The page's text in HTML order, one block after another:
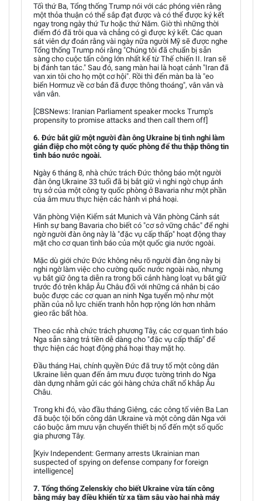
Tối thứ Ba, Tổng thống Trump nói với các phóng viên rằng
một thỏa thuận có thể sắp đạt được và có thể được ký kết
ngay trong ngày thứ Tư hoặc thứ Năm. Giờ thì những thời
điểm đó đã trôi qua và chẳng có gì được ký kết. Các quan
sát viên dự đoán rằng vài ngày nữa người Mỹ sẽ được nghe
Tổng thống Trump nói rằng "Chúng tôi đã chuẩn bị sẵn
sàng cho cuộc tấn công lớn nhất kể từ Thế chiến II. Iran sẽ
bị đánh tan tác." Sau đó, sang màn hai là hoạt cảnh "Iran đã
van xin tôi cho họ một cơ hội". Rồi thì đến màn ba là "eo
biển Hormuz về cơ bản đã được thông thoáng", vân vân và
vân vân.
[CBSNews: Iranian Parliament speaker mocks Trump's
propensity to promise attacks and then call them off]
6. Đức bắt giữ một người đàn ông Ukraine bị tình nghi làm
gián điệp cho một công ty quốc phòng để thu thập thông tin
tình báo nước ngoài.
Ngày 6 tháng 8, nhà chức trách Đức thông báo một người
đàn ông Ukraine 33 tuổi đã bị bắt giữ vì nghi ngờ chụp ảnh
trụ sở của một công ty quốc phòng ở Bavaria như một phần
của âm mưu thực hiện các hành vi phá hoại.
Văn phòng Viện Kiểm sát Munich và Văn phòng Cảnh sát
Hình sự bang Bavaria cho biết có "cơ sở vững chắc" để nghi
ngờ người đàn ông này là "đặc vụ cấp thấp" hoạt động thay
mặt cho cơ quan tình báo của một quốc gia nước ngoài.
Mặc dù giới chức Đức không nêu rõ người đàn ông này bị
nghi ngờ làm việc cho cường quốc nước ngoài nào, nhưng
vụ bắt giữ ông ta diễn ra trong bối cảnh hàng loạt vụ bắt giữ
trước đó trên khắp Âu Châu đối với những cá nhân bị cáo
buộc được các cơ quan an ninh Nga tuyển mộ như một
phần của nỗ lực chiến tranh hỗn hợp rộng lớn hơn nhằm
gieo rắc bất hòa.
Theo các nhà chức trách phương Tây, các cơ quan tình báo
Nga sẵn sàng trả tiền dễ dàng cho "đặc vụ cấp thấp" để
thực hiện các hoạt động phá hoại thay mặt họ.
Đầu tháng Hai, chính quyền Đức đã truy tố một công dân
Ukraine liên quan đến âm mưu được tường trình do Nga
dàn dựng nhằm gửi các gói hàng chứa chất nổ khắp Âu
Châu.
Trong khi đó, vào đầu tháng Giêng, các công tố viên Ba Lan
đã buộc tội bốn công dân Ukraine và một công dân Nga với
cáo buộc âm mưu vận chuyển thiết bị nổ đến một số quốc
gia phương Tây.
[Kyiv Independent: Germany arrests Ukrainian man
suspected of spying on defense company for foreign
intelligence]
7. Tổng thống Zelenskiy cho biết Ukraine vừa tấn công
bằng máy bay điều khiển từ xa tầm sâu vào hai nhà máy